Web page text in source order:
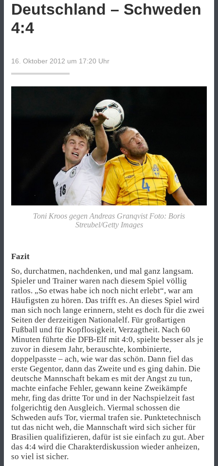
Deutschland – Schweden
4:4
16. Oktober 2012 um 17:20 Uhr
Toni Kroos gegen Andreas Granqvist Foto: Boris
Streubel/Getty Images
Fazit
So, durchatmen, nachdenken, und mal ganz langsam.
Spieler und Trainer waren nach diesem Spiel völlig
ratlos. „So etwas habe ich noch nicht erlebt“, war am
Häufigsten zu hören. Das trifft es. An dieses Spiel wird
man sich noch lange erinnern, steht es doch für die zwei
Seiten der derzeitigen Nationalelf. Für großartigen
Fußball und für Kopflosigkeit, Verzagtheit. Nach 60
Minuten führte die DFB-Elf mit 4:0, spielte besser als je
zuvor in diesem Jahr, berauschte, kombinierte,
doppelpasste – ach, wie war das schön. Dann fiel das
erste Gegentor, dann das Zweite und es ging dahin. Die
deutsche Mannschaft bekam es mit der Angst zu tun,
machte einfache Fehler, gewann keine Zweikämpfe
mehr, fing das dritte Tor und in der Nachspielzeit fast
folgerichtig den Ausgleich. Viermal schossen die
Schweden aufs Tor, viermal trafen sie. Punktetechnisch
tut das nicht weh, die Mannschaft wird sich sicher für
Brasilien qualifizieren, dafür ist sie einfach zu gut. Aber
das 4:4 wird die Charakterdiskussion wieder anheizen,
so viel ist sicher.